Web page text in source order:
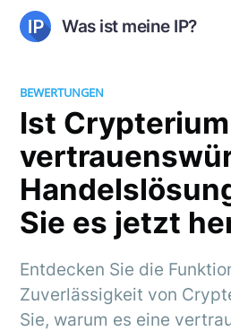
Was ist meine IP?
BEWERTUNGEN
Ist
Sie es jetzt
Entdecken Sie die
Zuverlässigkeit von
Sie, warum es eine